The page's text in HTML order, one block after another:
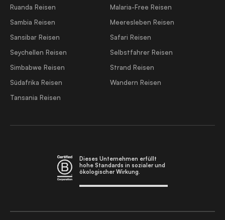
Ruanda Reisen
Sambia Reisen
Sansibar Reisen
Seychellen Reisen
Simbabwe Reisen
Südafrika Reisen
Tansania Reisen
Malaria-Free Reisen
Meeresleben Reisen
Safari Reisen
Selbstfahrer Reisen
Strand Reisen
Wandern Reisen
Dieses Unternehmen erfüllt
hohe Standards in sozialer und
ökologischer Wirkung.